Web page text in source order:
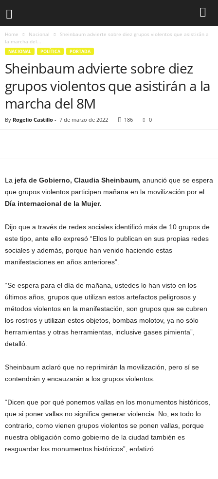
Home Nacional
Sheinbaum advierte sobre diez grupos violentos que asistirán a
la marcha del...
NACIONAL POLÍTICA PORTADA
Sheinbaum advierte sobre diez
grupos violentos que asistirán a la
marcha del 8M
By Rogelio Castillo - 7 de marzo de 2022 186 0
La jefa de Gobierno, Claudia Sheinbaum, anunció que se espera
que grupos violentos participen mañana en la movilización por el
Día internacional de la Mujer.
Dijo que a través de redes sociales identificó más de 10 grupos de
este tipo, ante ello expresó “Ellos lo publican en sus propias redes
sociales y además, porque han venido haciendo estas
manifestaciones en años anteriores”.
“Se espera para el día de mañana, ustedes lo han visto en los
últimos años, grupos que utilizan estos artefactos peligrosos y
métodos violentos en la manifestación, son grupos que se cubren
los rostros y utilizan estos objetos, bombas molotov, ya no sólo
herramientas y otras herramientas, inclusive gases pimienta”,
detalló.
Sheinbaum aclaró que no reprimirán la movilización, pero sí se
contendrán y encauzarán a los grupos violentos.
“Dicen que por qué ponemos vallas en los monumentos históricos,
que si poner vallas no significa generar violencia. No, es todo lo
contrario, como vienen grupos violentos se ponen vallas, porque
nuestra obligación como gobierno de la ciudad también es
resguardar los monumentos históricos”, enfatizó.